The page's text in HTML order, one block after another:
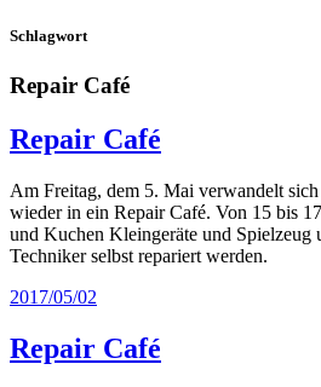
Schlagwort
Repair Café
Repair Café
Am Freitag, dem 5. Mai verwandelt
wieder in ein Repair Café. Von 15 bis
und Kuchen Kleingeräte und Spielzeug
Techniker selbst repariert werden.
2017/05/02
Repair Café